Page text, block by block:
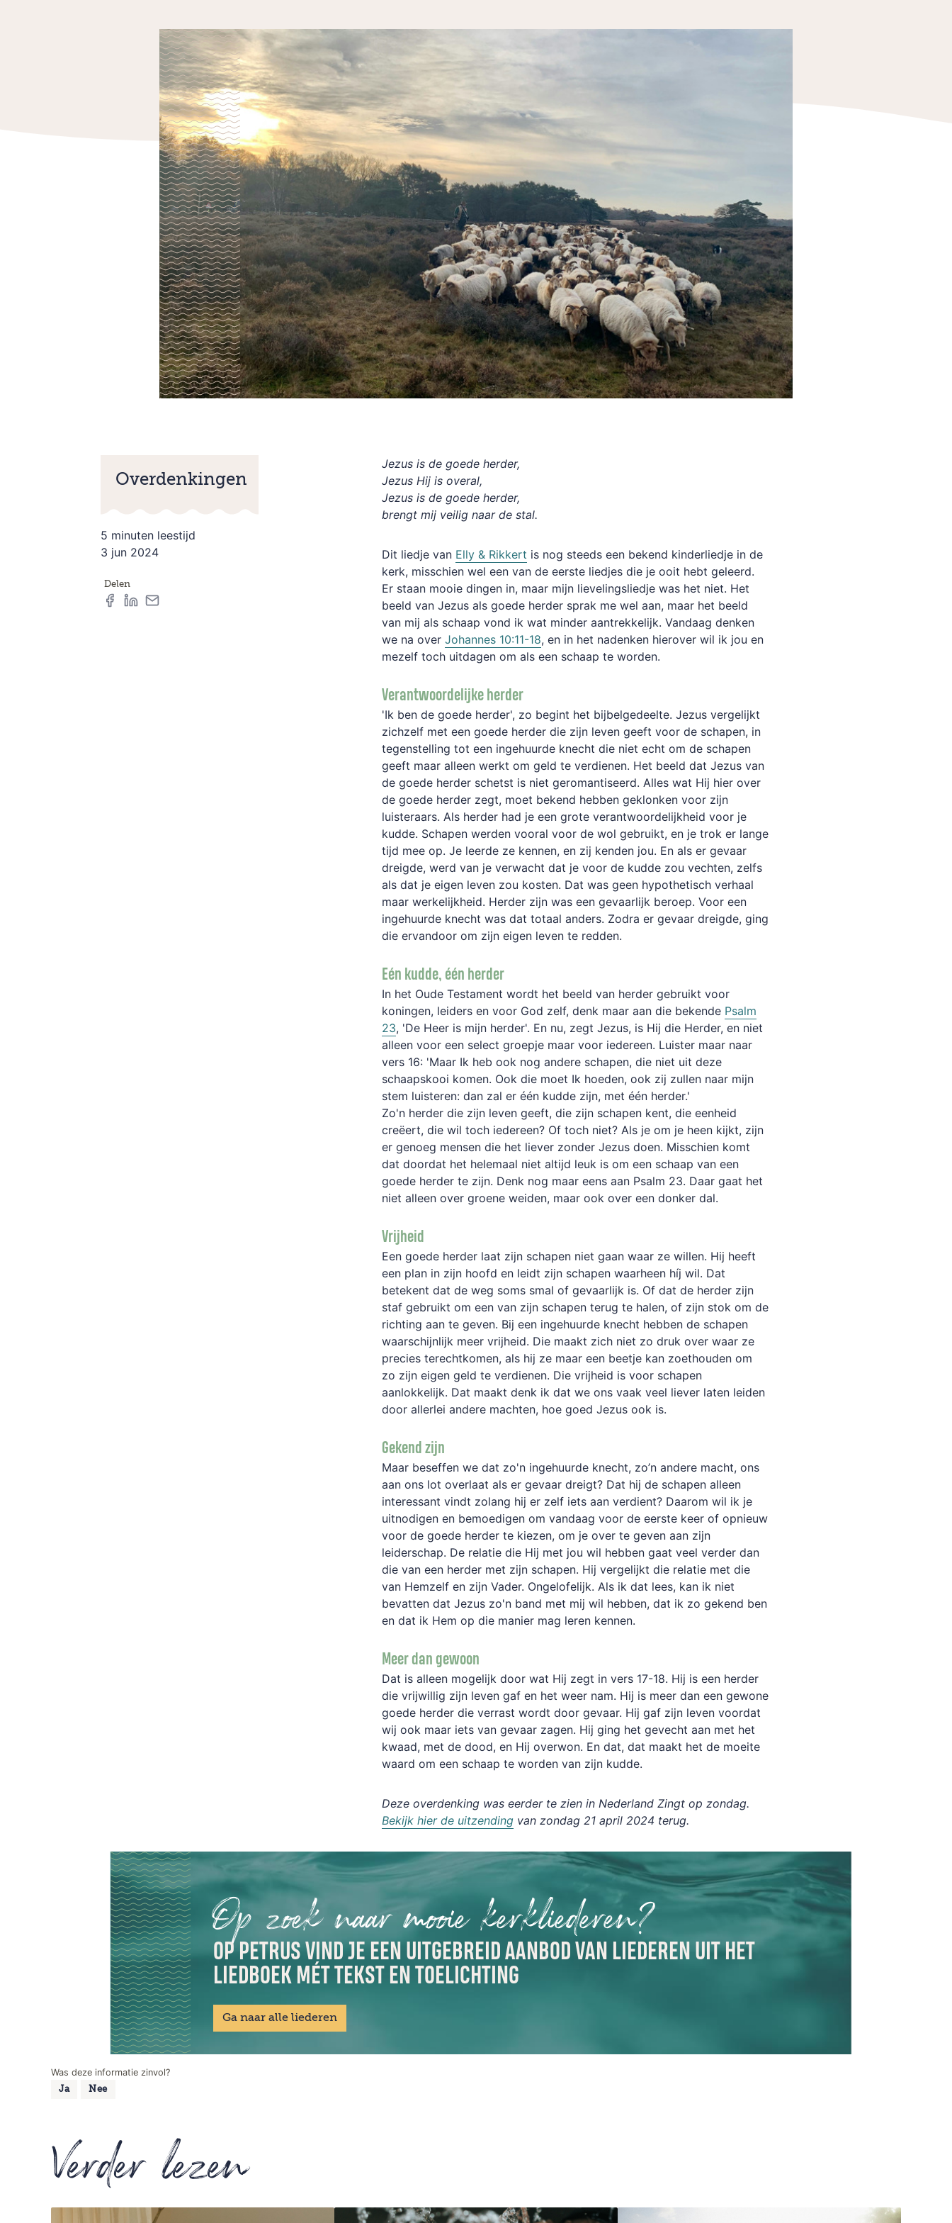
Jezus is de goede herder,
Jezus Hij is overal,
Jezus is de goede herder,
brengt mij veilig naar de stal.
Dit liedje van Elly & Rikkert is nog steeds een bekend kinderliedje in de
kerk, misschien wel een van de eerste liedjes die je ooit hebt geleerd.
Er staan mooie dingen in, maar mijn lievelingsliedje was het niet. Het
beeld van Jezus als goede herder sprak me wel aan, maar het beeld
van mij als schaap vond ik wat minder aantrekkelijk. Vandaag denken
we na over Johannes 10:11-18, en in het nadenken hierover wil ik jou en
mezelf toch uitdagen om als een schaap te worden.
Verantwoordelijke herder
'Ik ben de goede herder', zo begint het bijbelgedeelte. Jezus vergelijkt
zichzelf met een goede herder die zijn leven geeft voor de schapen, in
tegenstelling tot een ingehuurde knecht die niet echt om de schapen
geeft maar alleen werkt om geld te verdienen. Het beeld dat Jezus van
de goede herder schetst is niet geromantiseerd. Alles wat Hij hier over
de goede herder zegt, moet bekend hebben geklonken voor zijn
luisteraars. Als herder had je een grote verantwoordelijkheid voor je
kudde. Schapen werden vooral voor de wol gebruikt, en je trok er lange
tijd mee op. Je leerde ze kennen, en zij kenden jou. En als er gevaar
dreigde, werd van je verwacht dat je voor de kudde zou vechten, zelfs
als dat je eigen leven zou kosten. Dat was geen hypothetisch verhaal
maar werkelijkheid. Herder zijn was een gevaarlijk beroep. Voor een
ingehuurde knecht was dat totaal anders. Zodra er gevaar dreigde, ging
die ervandoor om zijn eigen leven te redden.
Eén kudde, één herder
In het Oude Testament wordt het beeld van herder gebruikt voor
koningen, leiders en voor God zelf, denk maar aan die bekende Psalm
23, 'De Heer is mijn herder'. En nu, zegt Jezus, is Hij die Herder, en niet
alleen voor een select groepje maar voor iedereen. Luister maar naar
vers 16: 'Maar Ik heb ook nog andere schapen, die niet uit deze
schaapskooi komen. Ook die moet Ik hoeden, ook zij zullen naar mijn
stem luisteren: dan zal er één kudde zijn, met één herder.'
Zo'n herder die zijn leven geeft, die zijn schapen kent, die eenheid
creëert, die wil toch iedereen? Of toch niet? Als je om je heen kijkt, zijn
er genoeg mensen die het liever zonder Jezus doen. Misschien komt
dat doordat het helemaal niet altijd leuk is om een schaap van een
goede herder te zijn. Denk nog maar eens aan Psalm 23. Daar gaat het
niet alleen over groene weiden, maar ook over een donker dal.
Vrijheid
Een goede herder laat zijn schapen niet gaan waar ze willen. Hij heeft
een plan in zijn hoofd en leidt zijn schapen waarheen híj wil. Dat
betekent dat de weg soms smal of gevaarlijk is. Of dat de herder zijn
staf gebruikt om een van zijn schapen terug te halen, of zijn stok om de
richting aan te geven. Bij een ingehuurde knecht hebben de schapen
waarschijnlijk meer vrijheid. Die maakt zich niet zo druk over waar ze
precies terechtkomen, als hij ze maar een beetje kan zoethouden om
zo zijn eigen geld te verdienen. Die vrijheid is voor schapen
aanlokkelijk. Dat maakt denk ik dat we ons vaak veel liever laten leiden
door allerlei andere machten, hoe goed Jezus ook is.
Gekend zijn
Maar beseffen we dat zo'n ingehuurde knecht, zo’n andere macht, ons
aan ons lot overlaat als er gevaar dreigt? Dat hij de schapen alleen
interessant vindt zolang hij er zelf iets aan verdient? Daarom wil ik je
uitnodigen en bemoedigen om vandaag voor de eerste keer of opnieuw
voor de goede herder te kiezen, om je over te geven aan zijn
leiderschap. De relatie die Hij met jou wil hebben gaat veel verder dan
die van een herder met zijn schapen. Hij vergelijkt die relatie met die
van Hemzelf en zijn Vader. Ongelofelijk. Als ik dat lees, kan ik niet
bevatten dat Jezus zo'n band met mij wil hebben, dat ik zo gekend ben
en dat ik Hem op die manier mag leren kennen.
Meer dan gewoon
Dat is alleen mogelijk door wat Hij zegt in vers 17-18. Hij is een herder
die vrijwillig zijn leven gaf en het weer nam. Hij is meer dan een gewone
goede herder die verrast wordt door gevaar. Hij gaf zijn leven voordat
wij ook maar iets van gevaar zagen. Hij ging het gevecht aan met het
kwaad, met de dood, en Hij overwon. En dat, dat maakt het de moeite
waard om een schaap te worden van zijn kudde.
Deze overdenking was eerder te zien in Nederland Zingt op zondag.
Bekijk hier de uitzendingvan zondag 21 april 2024 terug.
Op zoek naar mooie kerkliederen?
OP PETRUS VIND JE EEN UITGEBREID AANBOD VAN LIEDEREN UIT HET
LIEDBOEK MÉT TEKST EN TOELICHTING
Ga naar alle liederen
Overdenkingen
5 minuten leestijd
3 jun 2024
Delen
Was deze informatie zinvol?
Ja Nee
Verder lezen